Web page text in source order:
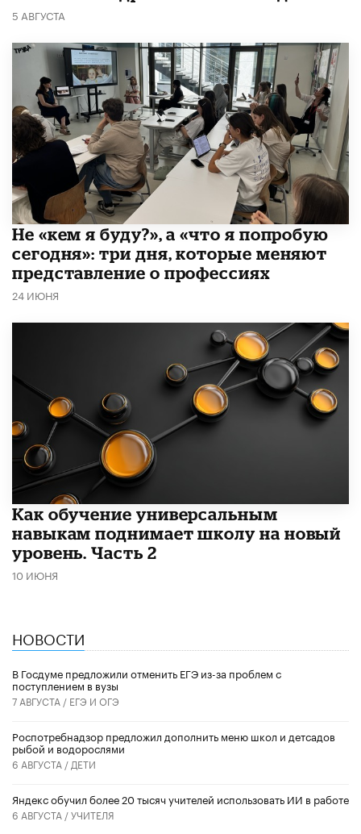
5 АВГУСТА
Не «кем я буду?», а «что я попробую
сегодня»: три дня, которые меняют
представление о профессиях
24 ИЮНЯ
​Как обучение универсальным
навыкам поднимает школу на новый
уровень. Часть 2
10 ИЮНЯ
НОВОСТИ
В Госдуме предложили отменить ЕГЭ из-за проблем с
поступлением в вузы
7 АВГУСТА / ЕГЭ И ОГЭ
Роспотребнадзор предложил дополнить меню школ и детсадов
рыбой и водорослями
6 АВГУСТА / ДЕТИ
​Яндекс обучил более 20 тысяч учителей использовать ИИ в работе
6 АВГУСТА /УЧИТЕЛЯ